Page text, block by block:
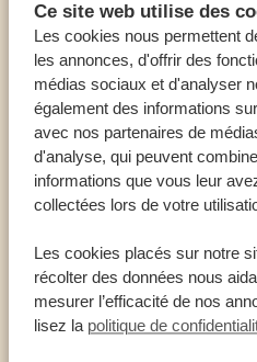
Ce site web utilise des
Les cookies nous permettent
les annonces, d'offrir des
médias sociaux et d'analyser
également des informations
avec nos partenaires de
d'analyse, qui peuvent
informations que vous leur
collectées lors de votre
Les cookies placés sur notre
récolter des données nous
mesurer l’efficacité de nos
lisez la politique de
Singe colobe
Babouins
Plus de 400
des aigles marins,
cormorans, hérons
À PROPOS DU LAC
Une altitude de 1,884
Niché dans les
kényane